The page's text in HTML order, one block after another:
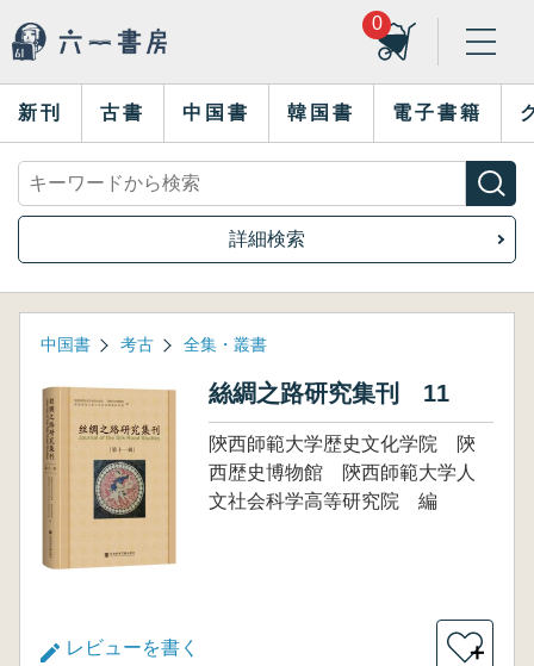
0
新刊 古書 中国書 韓国書 電子書籍
詳細検索
中国書 考古 全集・叢書
絲綢之路研究集刊 11
陝西師範大学歴史文化学院 陝
西歴史博物館 陝西師範大学人
文社会科学高等研究院 編
レビューを書く ＋